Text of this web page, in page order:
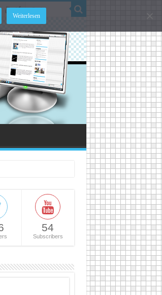
54
Subscribers
Weiterlesen